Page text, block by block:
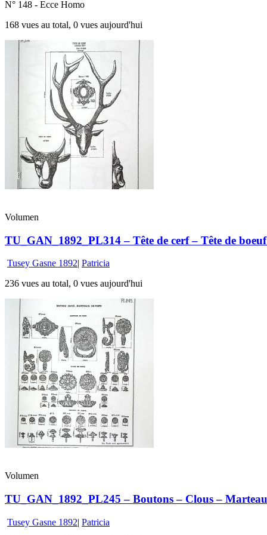
N° 148 - Ecce Homo
168 vues au total, 0 vues aujourd'hui
Volumen
TU_GAN_1892_PL314 – Tête de cerf – Tête de boeuf
Tusey Gasne 1892 Patricia
236 vues au total, 0 vues aujourd'hui
Volumen
TU_GAN_1892_PL245 – Boutons – Clous –
Tusey Gasne 1892| Patricia